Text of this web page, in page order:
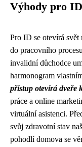
Výhody pro ID
Pro ID se otevírá
do pracovního
invalidní důchodce
harmonogram
přístup otevírá dveře
práce a online
virtuální asistenci.
svůj zdravotní stav
pohodlí domova se